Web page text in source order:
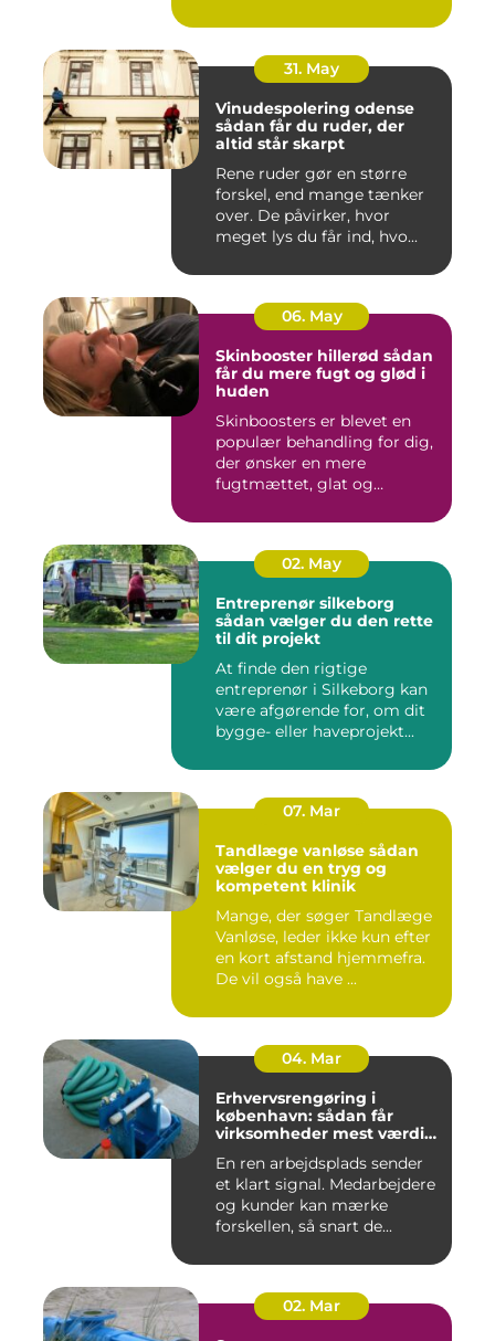
31. May
Vinudespolering odense
sådan får du ruder, der
altid står skarpt
Rene ruder gør en større
forskel, end mange tænker
over. De påvirker, hvor
meget lys du får ind, hvo...
06. May
Skinbooster hillerød sådan
får du mere fugt og glød i
huden
Skinboosters er blevet en
populær behandling for dig,
der ønsker en mere
fugtmættet, glat og
02. May
Entreprenør silkeborg
sådan vælger du den rette
til dit projekt
At finde den rigtige
entreprenør i Silkeborg kan
være afgørende for, om dit
bygge- eller haveprojekt...
07. Mar
Tandlæge vanløse sådan
vælger du en tryg og
kompetent klinik
Mange, der søger Tandlæge
Vanløse, leder ikke kun efter
en kort afstand hjemmefra.
De vil også have ...
04. Mar
Erhvervsrengøring i
københavn: sådan får
virksomheder mest værdi
En ren arbejdsplads sender
et klart signal. Medarbejdere
og kunder kan mærke
forskellen, så snart de...
02. Mar